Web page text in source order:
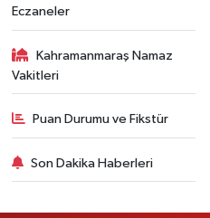
Eczaneler
Kahramanmaraş Namaz
Vakitleri
Puan Durumu ve Fikstür
Son Dakika Haberleri